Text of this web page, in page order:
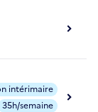
intérimaire
35h/semaine